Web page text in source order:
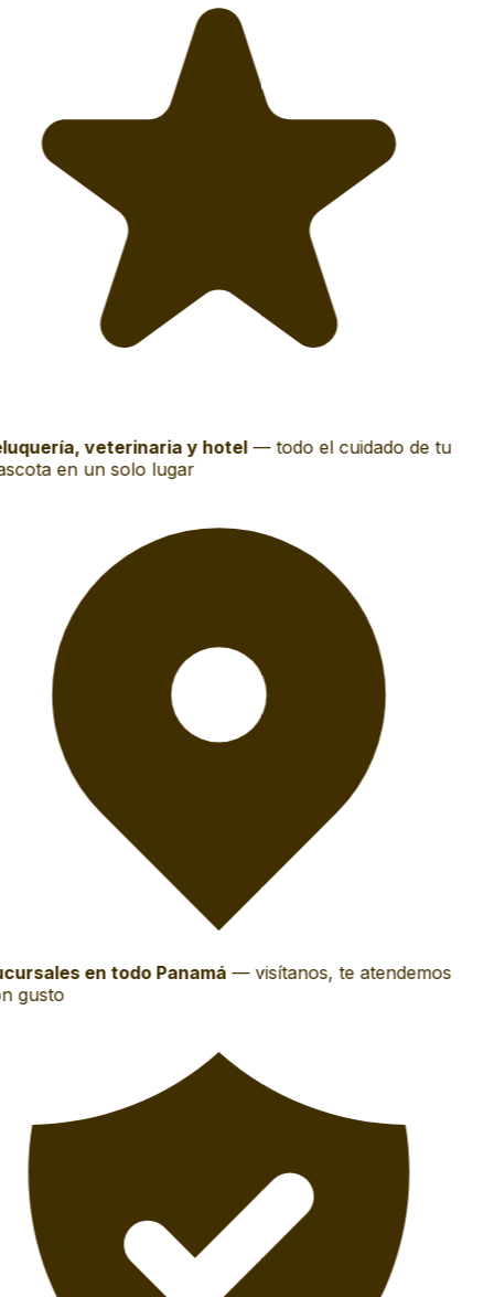
veterinaria y hotel— todo el cuidado de tu
en un solo lugar
en todo Panamá— visítanos, te atendemos
gusto